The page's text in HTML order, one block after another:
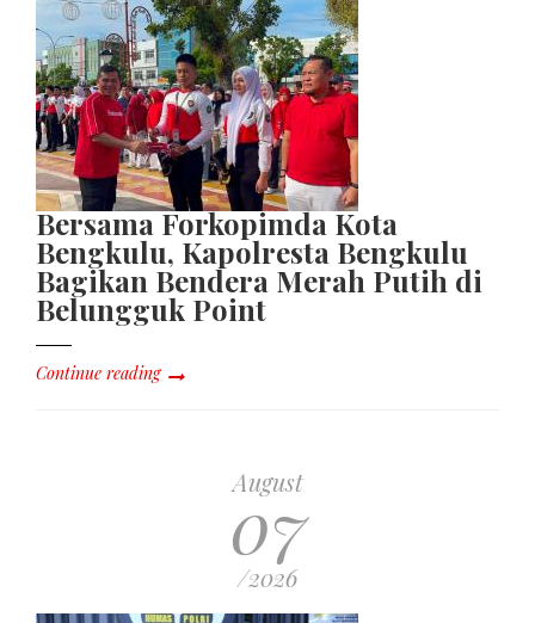
Bersama Forkopimda Kota
Bengkulu, Kapolresta Bengkulu
Bagikan Bendera Merah Putih di
Belungguk Point
Continue reading
August
07
/2026